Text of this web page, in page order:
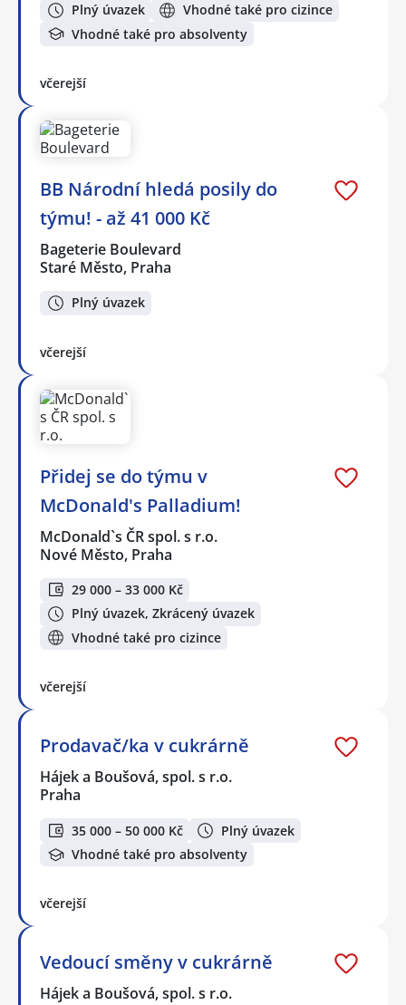
Plný úvazek
Vhodné také pro cizince
Vhodné také pro absolventy
včerejší
BB Národní hledá posily do
týmu! - až 41 000 Kč
Bageterie Boulevard
Staré Město, Praha
Plný úvazek
včerejší
Přidej se do týmu v
McDonald's Palladium!
McDonald`s ČR spol. s r.o.
Nové Město, Praha
29 000 – 33 000 Kč
Plný úvazek, Zkrácený úvazek
Vhodné také pro cizince
včerejší
Prodavač/ka v cukrárně
Hájek a Boušová, spol. s r.o.
Praha
35 000 – 50 000 Kč
Plný úvazek
Vhodné také pro absolventy
včerejší
Vedoucí směny v cukrárně
Hájek a Boušová, spol. s r.o.